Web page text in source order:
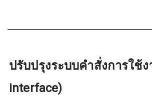
ปรับปรุงระบบคำสั่งการใช้ง
interface)